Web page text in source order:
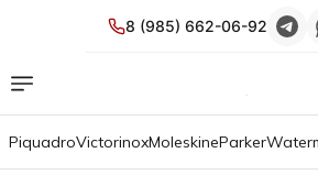
8 (985) 662-06-92
PiquadroVictorinoxMoleskineParker